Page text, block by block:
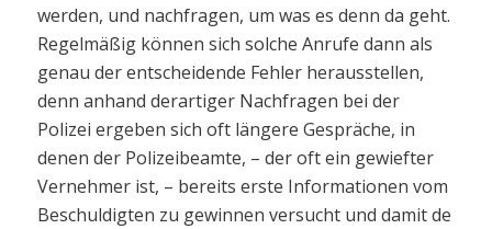
werden, und nachfragen, um was es denn da geht.
Regelmäßig können sich solche Anrufe dann als
genau der entscheidende Fehler herausstellen,
denn anhand derartiger Nachfragen bei der
Polizei ergeben sich oft längere Gespräche, in
denen der Polizeibeamte, – der oft ein gewiefter
Vernehmer ist, – bereits erste Informationen vom
Beschuldigten zu gewinnen versucht und damit de